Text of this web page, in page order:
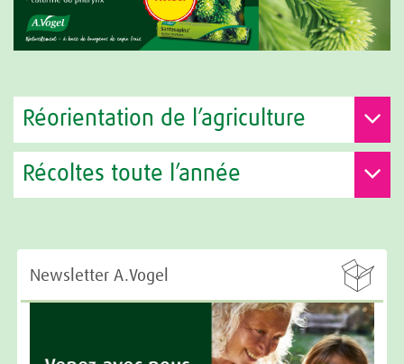
Réorientation de l’agriculture
Récoltes toute l’année

Newsletter A.Vogel